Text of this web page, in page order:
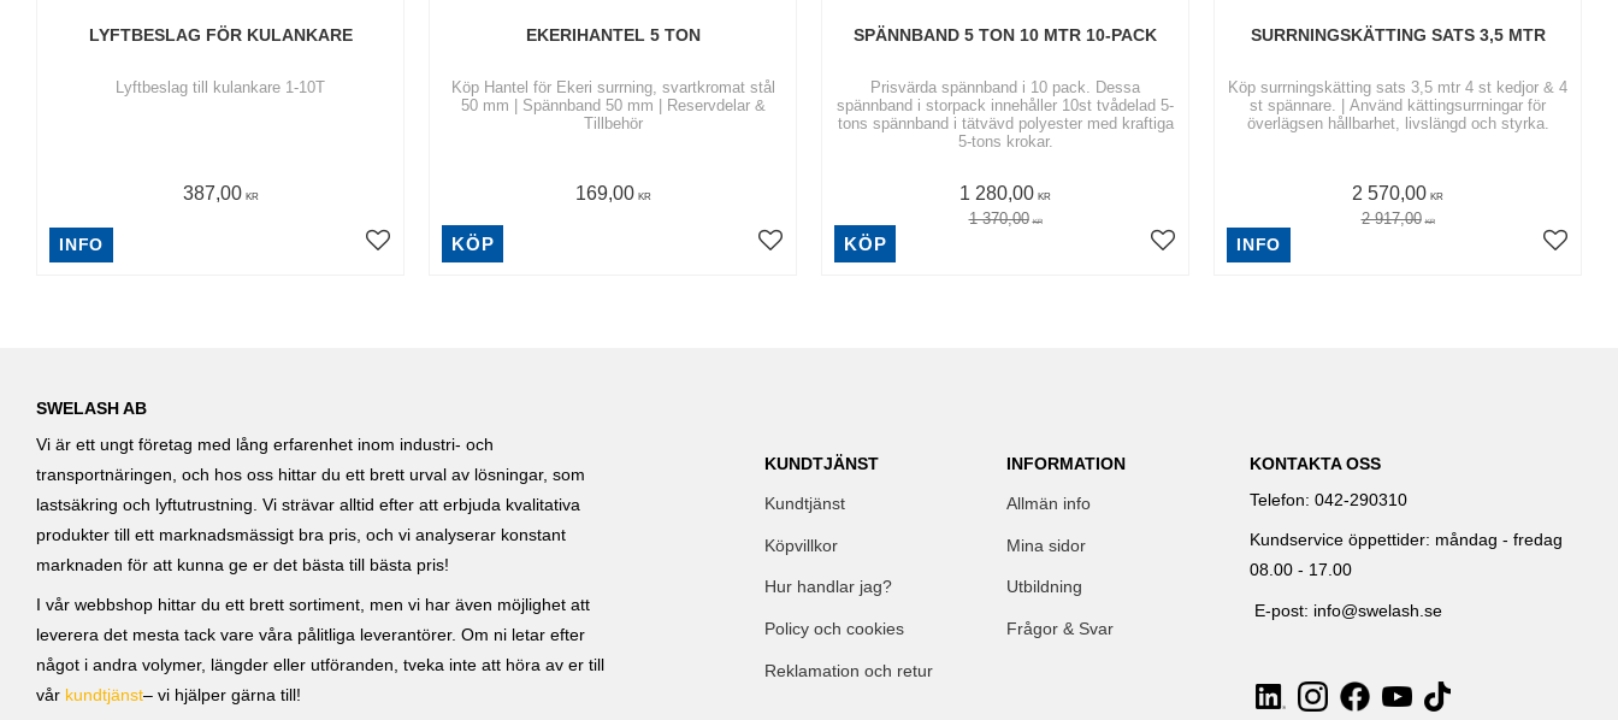
LYFTBESLAG FÖR KULANKARE
Lyftbeslag till kulankare 1-10T
387,00 KR
INFO
EKERIHANTEL 5 TON
Köp Hantel för Ekeri surrning, svartkromat stål
50 mm | Spännband 50 mm | Reservdelar &
Tillbehör
169,00 KR
KÖP
SPÄNNBAND 5 TON 10 MTR 10-PACK
Prisvärda spännband i 10 pack. Dessa
spännband i storpack innehåller 10st tvådelad 5-
tons spännband i tätvävd polyester med kraftiga
5-tons krokar.
1 280,00 KR
1 370,00 KR
KÖP
SURRNINGSKÄTTING SATS 3,5 MTR
Köp surrningskätting sats 3,5 mtr 4 st kedjor & 4
st spännare. | Använd kättingsurrningar för
överlägsen hållbarhet, livslängd och styrka.
2 570,00 KR
2 917,00 KR
INFO
SWELASH AB
Vi är ett ungt företag med lång erfarenhet inom industri- och
transportnäringen, och hos oss hittar du ett brett urval av lösningar, som
lastsäkring och lyftutrustning. Vi strävar alltid efter att erbjuda kvalitativa
produkter till ett marknadsmässigt bra pris, och vi analyserar konstant
marknaden för att kunna ge er det bästa till bästa pris!
I vår webbshop hittar du ett brett sortiment, men vi har även möjlighet att
leverera det mesta tack vare våra pålitliga leverantörer. Om ni letar efter
något i andra volymer, längder eller utföranden, tveka inte att höra av er till
vår kundtjänst– vi hjälper gärna till!
KUNDTJÄNST
Kundtjänst
Köpvillkor
Hur handlar jag?
Policy och cookies
Reklamation och retur
INFORMATION
Allmän info
Mina sidor
Utbildning
Frågor & Svar
KONTAKTA OSS
Telefon: 042-290310
Kundservice öppettider: måndag - fredag
08.00 - 17.00
E-post: info@swelash.se